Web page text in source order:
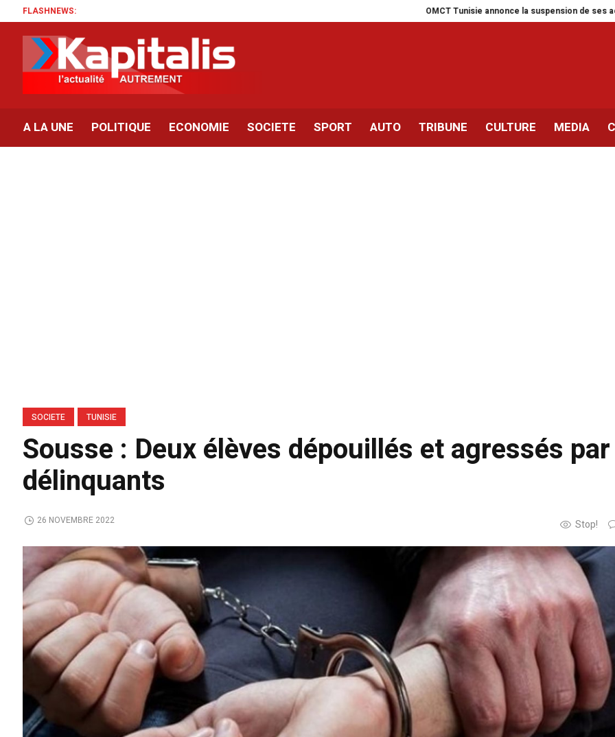
FLASHNEWS: OMCT Tunisie annonce la suspension de ses activités pour
A LA UNE POLITIQUE ECONOMIE SOCIETE SPORT AUTO TRIBUNE CULTURE MEDIA
SOCIETE TUNISIE
Sousse : Deux élèves dépouillés et agressés
délinquants
Stop!
26 NOVEMBRE 2022